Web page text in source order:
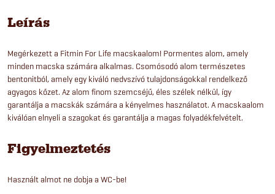
Leírás
Megérkezett a Fitmin For Life macskaalom! Pormentes alom, amely
minden macska számára alkalmas. Csomósodó alom természetes
bentonitból, amely egy kiváló nedvszívó tulajdonságokkal rendelkező
agyagos kőzet. Az alom finom szemcséjű, éles szélek nélkül, így
garantálja a macskák számára a kényelmes használatot. A macskaalom
kiválóan elnyeli a szagokat és garantálja a magas folyadékfelvételt.
Figyelmeztetés
Használt almot ne dobja a WC-be!